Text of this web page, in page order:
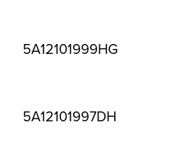
5A12101999HG
5A12101997DH